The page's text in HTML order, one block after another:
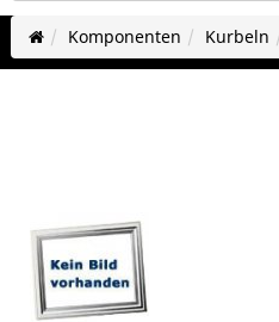
Komponenten Kurbeln